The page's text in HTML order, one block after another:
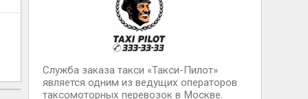
Служба заказа такси «Такси-Пилот»
является одним из ведущих операторов
таксомоторных перевозок в Москве.